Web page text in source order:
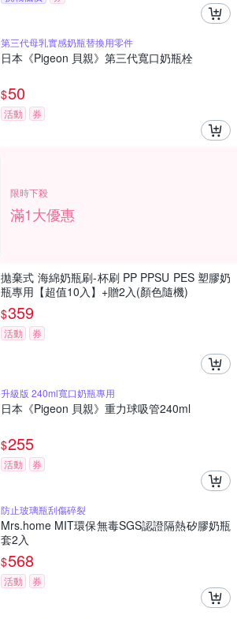
第三代母乳實感奶瓶替換用零件
日本《Pigeon 貝親》第三代寬口奶瓶栓
$50
活動 券
限時下殺
滿1大優惠
拋棄式 海綿奶瓶刷-杯刷 PP PPSU PES 塑膠奶
瓶專用【超值10入】+贈2入(顏色隨機)
$359
活動 券
升級版 240ml寬口奶瓶專用
日本《Pigeon 貝親》重力球吸管240ml
$255
活動 券
防止玻璃瓶刮傷碎裂
Mrs.home MIT環保無毒SGS認證隔熱矽膠奶瓶
套2入
$568
活動 券